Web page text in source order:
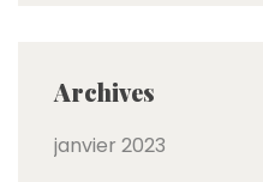
Archives
janvier 2023